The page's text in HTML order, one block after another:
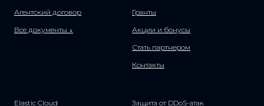
Агентский договор
Все документы ↓
Гранты
Акции и бонусы
Стать партнером
Контакты
Elastic Cloud Защита от DDoS-атак